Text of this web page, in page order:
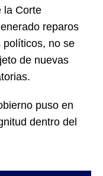
la Corte
reparos
políticos, no se
de nuevas
puso en
dentro del